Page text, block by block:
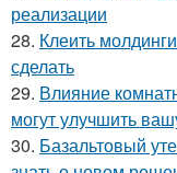
реализации
28. Клеить
сделать
29. Влияние
могут улучшить
30. Базальтовый